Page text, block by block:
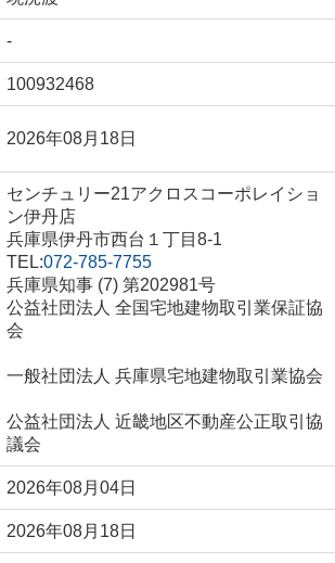
-
100932468
2026年08月18日
センチュリー21アクロスコーポレイショ
ン伊丹店
兵庫県伊丹市西台１丁目8-1
TEL:072-785-7755
兵庫県知事 (7) 第202981号
公益社団法人 全国宅地建物取引業保証協
会
一般社団法人 兵庫県宅地建物取引業協会
公益社団法人 近畿地区不動産公正取引協
議会
2026年08月04日
2026年08月18日